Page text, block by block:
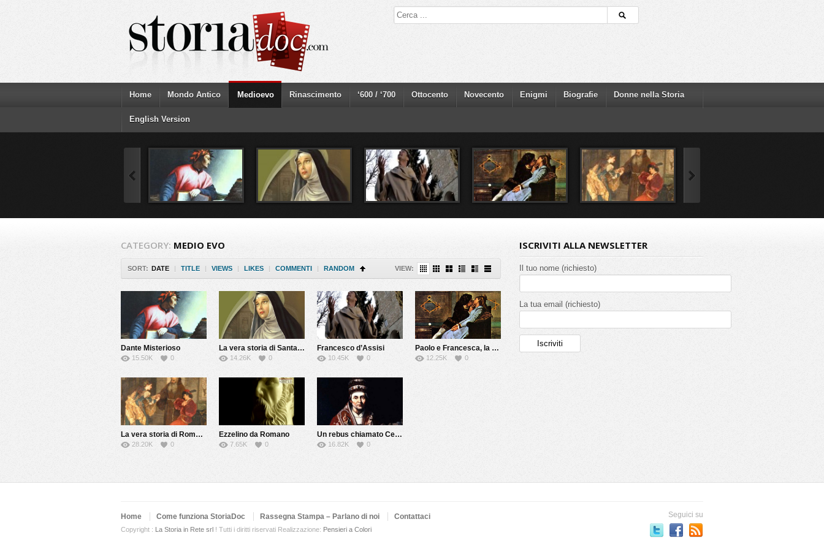
Home Mondo Antico Medioevo Rinascimento ‘600 / ‘700 Ottocento Novecento Enigmi Biografie Donne nella Storia
English Version
CATEGORY: MEDIO EVO
SORT: DATE | TITLE | VIEWS | LIKES | COMMENTI | RANDOM VIEW:
Dante Misterioso
15.50K 0
La vera storia di Santa Rita
14.26K 0
Francesco d’Assisi
10.45K 0
Paolo e Francesca, la vera storia
12.25K 0
La vera storia di Romeo e Giulietta
28.20K 0
Ezzelino da Romano
7.65K 0
Un rebus chiamato Celestino V
16.82K 0
ISCRIVITI ALLA NEWSLETTER
Il tuo nome (richiesto)
La tua email (richiesto)
Seguici su
Home Come funziona StoriaDoc Rassegna Stampa – Parlano di noi Contattaci
Copyright : La Storia in Rete srl ! Tutti i diritti riservati Realizzazione: Pensieri a Colori